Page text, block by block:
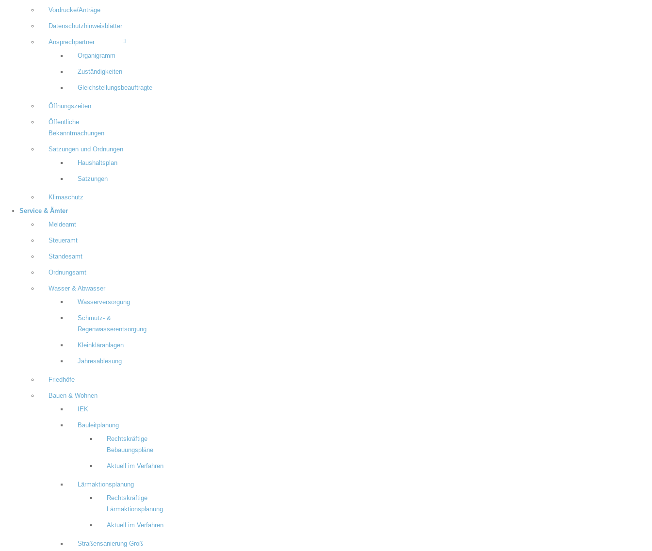
Vordrucke/Anträge
Datenschutzhinweisblätter
Ansprechpartner
Organigramm
Zuständigkeiten
Gleichstellungsbeauftragte
Öffnungszeiten
Öffentliche
Bekanntmachungen
Satzungen und Ordnungen
Haushaltsplan
Satzungen
Klimaschutz
Service & Ämter
Meldeamt
Steueramt
Standesamt
Ordnungsamt
Wasser & Abwasser
Wasserversorgung
Schmutz- &
Regenwasserentsorgung
Kleinkläranlagen
Jahresablesung
Friedhöfe
Bauen & Wohnen
IEK
Bauleitplanung
Rechtskräftige
Bebauungspläne
Aktuell im Verfahren
Lärmaktionsplanung
Rechtskräftige
Lärmaktionsplanung
Aktuell im Verfahren
Straßensanierung Groß